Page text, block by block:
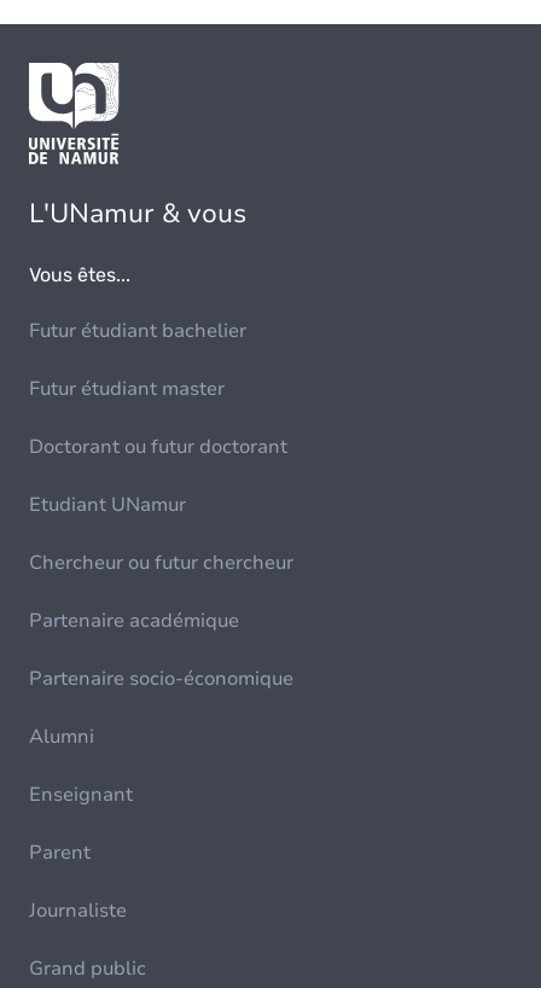
L'UNamur & vous
Vous êtes...
Futur étudiant bachelier
Futur étudiant master
Doctorant ou futur doctorant
Etudiant UNamur
Chercheur ou futur chercheur
Partenaire académique
Partenaire socio-économique
Alumni
Enseignant
Parent
Journaliste
Grand public